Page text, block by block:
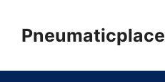
contentPneumaticplace